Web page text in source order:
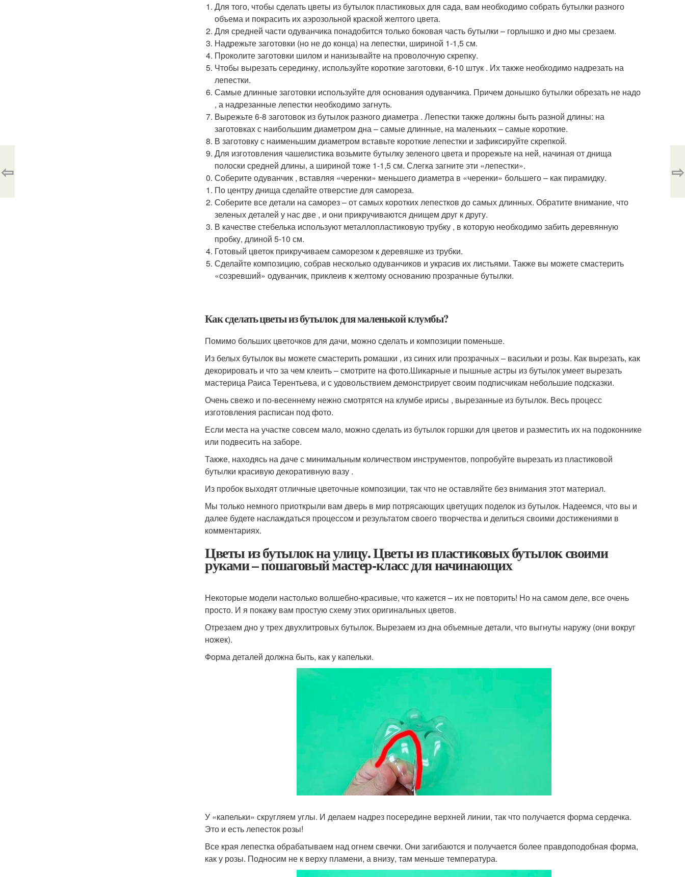
Для того, чтобы сделать цветы из бутылок пластиковых для сада, вам необходимо собрать бутылки разного
объема и покрасить их аэрозольной краской желтого цвета.
Для средней части одуванчика понадобится только боковая часть бутылки – горлышко и дно мы срезаем.
Надрежьте заготовки (но не до конца) на лепестки, шириной 1-1,5 см.
Проколите заготовки шилом и нанизывайте на проволочную скрепку.
Чтобы вырезать серединку, используйте короткие заготовки, 6-10 штук . Их также необходимо надрезать на
лепестки.
Самые длинные заготовки используйте для основания одуванчика. Причем донышко бутылки обрезать не надо
, а надрезанные лепестки необходимо загнуть.
Вырежьте 6-8 заготовок из бутылок разного диаметра . Лепестки также должны быть разной длины: на
заготовках с наибольшим диаметром дна – самые длинные, на маленьких – самые короткие.
В заготовку с наименьшим диаметром вставьте короткие лепестки и зафиксируйте скрепкой.
Для изготовления чашелистика возьмите бутылку зеленого цвета и прорежьте на ней, начиная от днища
полоски средней длины, а шириной тоже 1-1,5 см. Слегка загните эти «лепестки».
Соберите одуванчик , вставляя «черенки» меньшего диаметра в «черенки» большего – как пирамидку.
По центру днища сделайте отверстие для самореза.
Соберите все детали на саморез – от самых коротких лепестков до самых длинных. Обратите внимание, что
зеленых деталей у нас две , и они прикручиваются днищем друг к другу.
В качестве стебелька используют металлопластиковую трубку , в которую необходимо забить деревянную
пробку, длиной 5-10 см.
Готовый цветок прикручиваем саморезом к деревяшке из трубки.
Сделайте композицию, собрав несколько одуванчиков и украсив их листьями. Также вы можете смастерить
«созревший» одуванчик, приклеив к желтому основанию прозрачные бутылки.
Как сделать цветы из бутылок для маленькой клумбы?
Помимо больших цветочков для дачи, можно сделать и композиции поменьше.
Из белых бутылок вы можете смастерить ромашки , из синих или прозрачных – васильки и розы. Как вырезать, как
декорировать и что за чем клеить – смотрите на фото.Шикарные и пышные астры из бутылок умеет вырезать
мастерица Раиса Терентьева, и с удовольствием демонстрирует своим подписчикам небольшие подсказки.
Очень свежо и по-весеннему нежно смотрятся на клумбе ирисы , вырезанные из бутылок. Весь процесс
изготовления расписан под фото.
Если места на участке совсем мало, можно сделать из бутылок горшки для цветов и разместить их на подоконнике
или подвесить на заборе.
Также, находясь на даче с минимальным количеством инструментов, попробуйте вырезать из пластиковой
бутылки красивую декоративную вазу .
Из пробок выходят отличные цветочные композиции, так что не оставляйте без внимания этот материал.
Мы только немного приоткрыли вам дверь в мир потрясающих цветущих поделок из бутылок. Надеемся, что вы и
далее будете наслаждаться процессом и результатом своего творчества и делиться своими достижениями в
комментариях.
Цветы из бутылок на улицу. Цветы из пластиковых бутылок своими
руками – пошаговый мастер-класс для начинающих
Некоторые модели настолько волшебно-красивые, что кажется – их не повторить! Но на самом деле, все очень
просто. И я покажу вам простую схему этих оригинальных цветов.
Отрезаем дно у трех двухлитровых бутылок. Вырезаем из дна объемные детали, что выгнуты наружу (они вокруг
ножек).
Форма деталей должна быть, как у капельки.
У «капельки» скругляем углы. И делаем надрез посередине верхней линии, так что получается форма сердечка.
Это и есть лепесток розы!
Все края лепестка обрабатываем над огнем свечки. Они загибаются и получается более правдоподобная форма,
как у розы. Подносим не к верху пламени, а внизу, там меньше температура.
⇦ ⇨